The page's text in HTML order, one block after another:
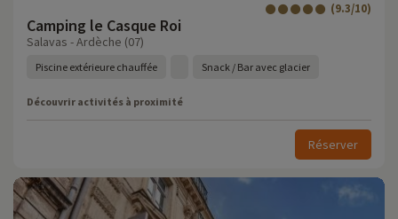
Camping le Casque Roi
(9.3/10)
Salavas - Ardèche (07)
Piscine extérieure chauffée Snack / Bar avec glacier
Découvrir activités à proximité
Réserver